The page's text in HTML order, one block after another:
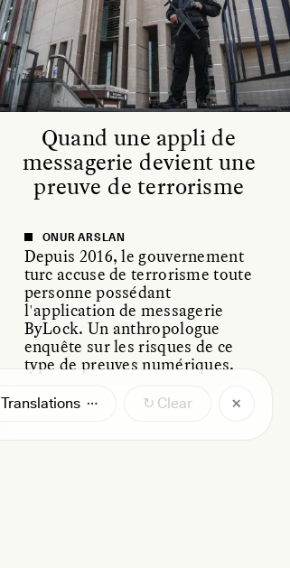
Quand une appli de
messagerie devient une
preuve de terrorisme
ONUR ARSLAN
Depuis 2016, le gouvernement
turc accuse de terrorisme toute
personne possédant
l'application de messagerie
ByLock. Un anthropologue
enquête sur les risques de ce
type de preuves numériques.
Translations ↻ Clear